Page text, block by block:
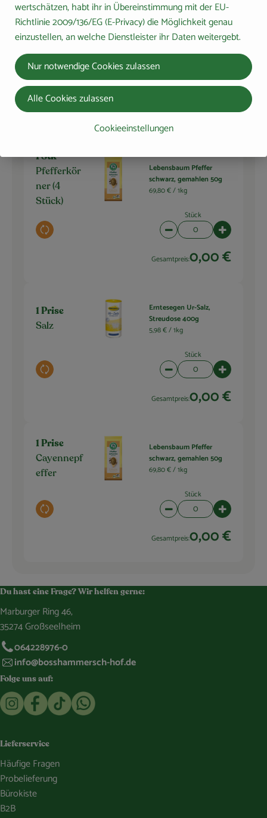
1 EL
Auswahl ändern
Byodo Weißweinessig
500ml
6,98 € /l
Artikelanzahl
0,00 €
1 Stk
Pfefferkör
ner (4
Stück)
Auswahl ändern
Lebensbaum Pfeffer
schwarz, gemahlen 50g
69,80 € /1kg
Stück
Artikelanzahl verringern
Gesamtpreis:0,00 €
1 Prise
Salz
Auswahl ändern
Erntesegen Ur-Salz,
Streudose 400g
5,98 € /1kg
Stück
Artikelanzahl verringern
Gesamtpreis:0,00 €
1 Prise
Cayennepf
effer
Auswahl ändern
Lebensbaum Pfeffer
schwarz, gemahlen 50g
69,80 € /1kg
Stück
Artikelanzahl verringern
Gesamtpreis:0,00 €
Du hast eine Frage? Wir helfen gerne:
Marburger Ring 46,
35274 Großseelheim
064228976-0
info@bosshammersch-hof.de
Folge uns auf:
Externer Link zu https://www.instagram.com/
Externer Link zu https://www.facebook.com/
Externer Link zu https://www.tiktok.com/
Externer Link zu https://whatsapp.com/
Lieferservice
Häufige Fragen
Probelieferung
Bürokiste
B2B
wertschätzen, habt ihr in Übereinstimmung mit der EU-
Richtlinie 2009/136/EG (E-Privacy) die Möglichkeit genau
einzustellen, an welche Dienstleister ihr Daten weitergebt.
Cookieeinstellungen
Nur notwendige Cookies zulassen
Alle Cookies zulassen